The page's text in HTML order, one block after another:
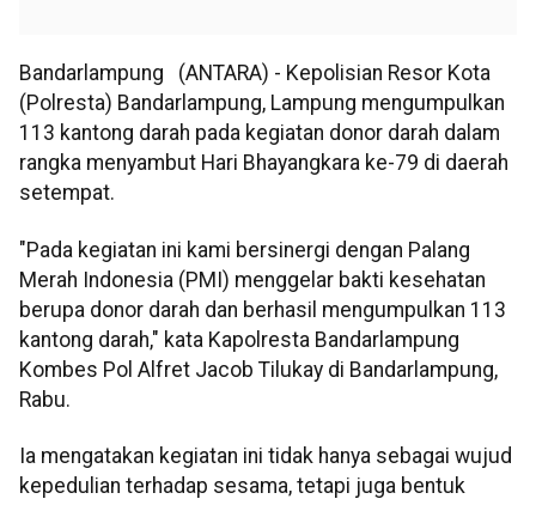
Bandarlampung (ANTARA) - Kepolisian Resor Kota
(Polresta) Bandarlampung, Lampung mengumpulkan
113 kantong darah pada kegiatan donor darah dalam
rangka menyambut Hari Bhayangkara ke-79 di daerah
setempat.
"Pada kegiatan ini kami bersinergi dengan Palang
Merah Indonesia (PMI) menggelar bakti kesehatan
berupa donor darah dan berhasil mengumpulkan 113
kantong darah," kata Kapolresta Bandarlampung
Kombes Pol Alfret Jacob Tilukay di Bandarlampung,
Rabu.
Ia mengatakan kegiatan ini tidak hanya sebagai wujud
kepedulian terhadap sesama, tetapi juga bentuk